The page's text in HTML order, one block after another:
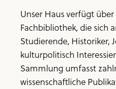
Unser Haus verfügt
Fachbibliothek, die sich
Studierende, Historiker,
kulturpolitisch
Sammlung umfasst
wissenschaftliche